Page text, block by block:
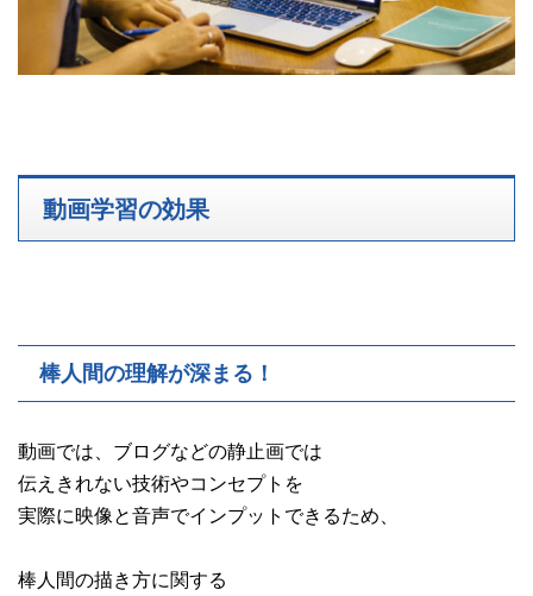
動画学習の効果
棒人間の理解が深まる！
動画では、ブログなどの静止画では
伝えきれない技術やコンセプトを
実際に映像と音声でインプットできるため、
棒人間の描き方に関する